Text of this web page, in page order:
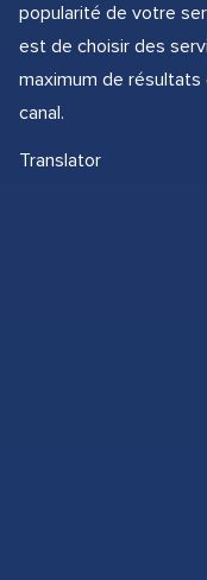
popularité de votre
est de choisir des
maximum de
canal.
Translator